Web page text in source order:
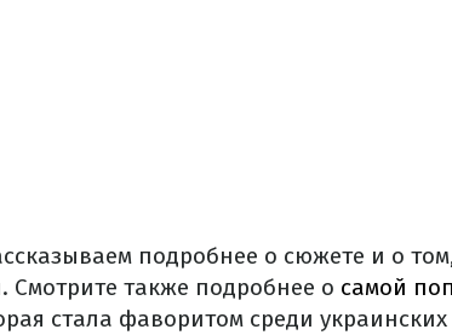
подробнее о сюжете и о
Смотрите также подробнее о самой
стала фаворитом среди украинских